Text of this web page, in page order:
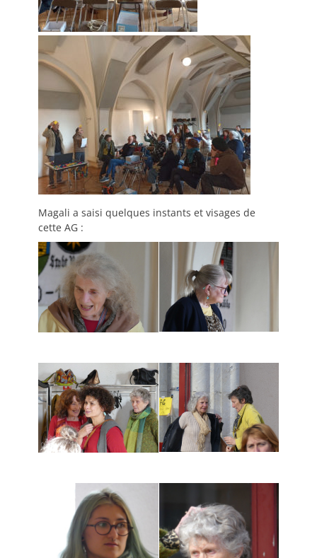
Magali a saisi quelques instants et visages de
cette AG :